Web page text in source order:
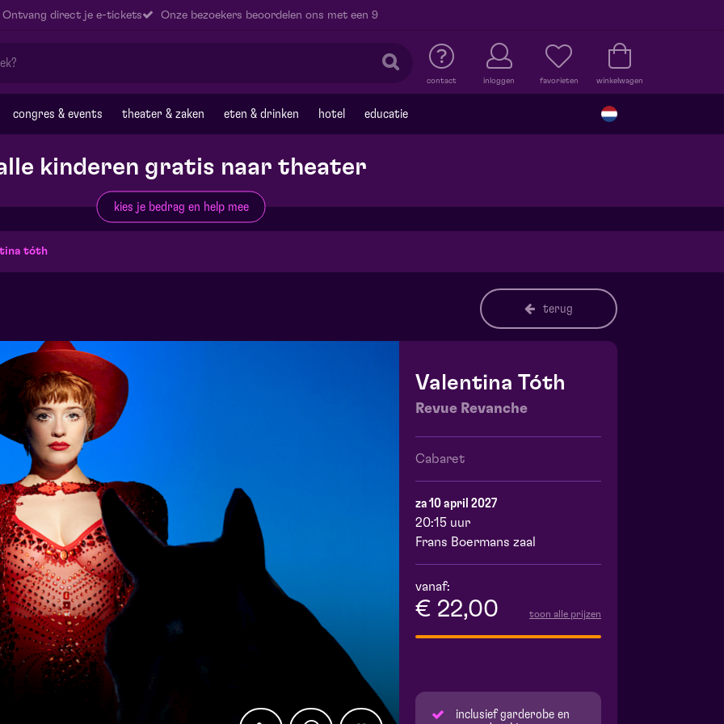
Ontvang direct je e-tickets Onze bezoekers beoordelen ons met een 9
contact inloggen favorieten winkelwagen
congres & events theater & zaken eten & drinken hotel educatie
kinderen gratis naar theater
kies je bedrag en help mee
tóth
terug
Valentina Tóth
Revue Revanche
Cabaret
za 10 april 2027
20:15 uur
Frans Boermans zaal
vanaf:
€ 22,00 toon alle prijzen
inclusief garderobe en